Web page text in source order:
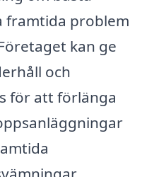
framtida problem
kan ge
och
för att förlänga